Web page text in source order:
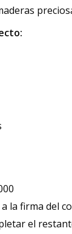
la firma del
el